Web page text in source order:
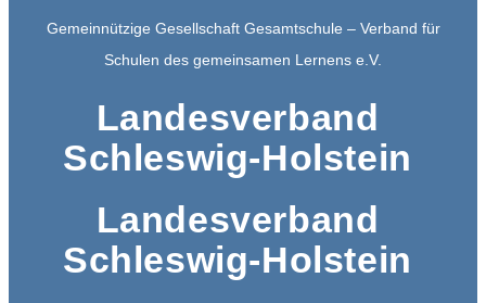
Gemeinnützige Gesellschaft Gesamtschule – Verband für
Schulen des gemeinsamen Lernens e.V.
Landesverband
Schleswig-Holstein
Landesverband
Schleswig-Holstein